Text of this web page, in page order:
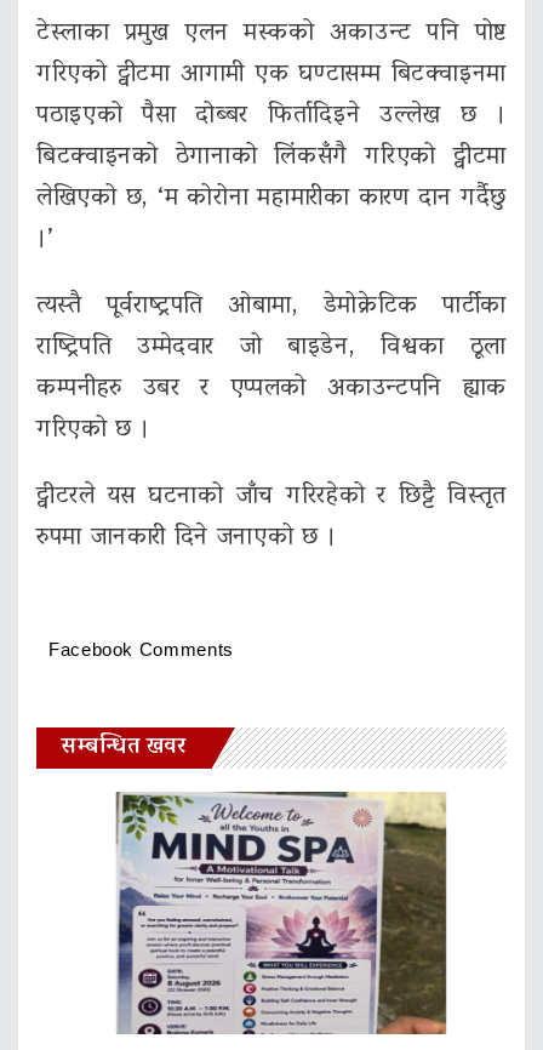
टेस्लाका प्रमुख एलन मस्कको अकाउन्ट पनि पोष्ट
गरिएको ट्वीटमा आगामी एक घण्टासम्म बिटक्वाइनमा
पठाइएको पैसा दोब्बर फिर्तादिइने उल्लेख छ ।
बिटक्वाइनको ठेगानाको लिंकसँगै गरिएको ट्वीटमा
लेखिएको छ, ‘म कोरोना महामारीका कारण दान गर्दैछु
।’
त्यस्तै पूर्वराष्ट्रपति ओबामा, डेमोक्रेटिक पार्टीका
राष्ट्रिपति उम्मेदवार जो बाइडेन, विश्वका ठूला
कम्पनीहरु उबर र एप्पलको अकाउन्टपनि ह्याक
गरिएको छ ।
ट्वीटरले यस घटनाको जाँच गरिरहेको र छिट्टै विस्तृत
रुपमा जानकारी दिने जनाएको छ ।
Facebook Comments
सम्बन्धित खवर